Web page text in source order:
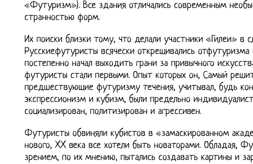
«Футуризм»). Все здания отличались современным
странностью форм.
Их поиски близки тому, что делали участники «Гилеи» в
Русскиефутуристы всячески открещивались отфутуризма
постепенно начал выходить грани за привычного
футуристы стали первыми. Опыт которых он, Самый
предшествующие футуризму течения, учитывал, будь
экспрессионизм и кубизм, были предельно
социализирован, политизирован и агрессивен.
Футуристы обвиняли кубистов в «замаскированном
нового, XX века все хотели быть новаторами. Обладая,
зрением, по их мнению, пытались создавать картины и